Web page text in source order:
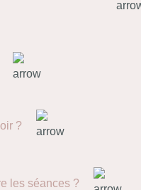
?
les séances ?